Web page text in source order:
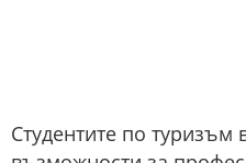
Студентите по туризъм